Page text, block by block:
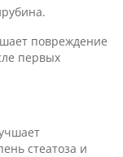
повреждение
первых
стеатоза и